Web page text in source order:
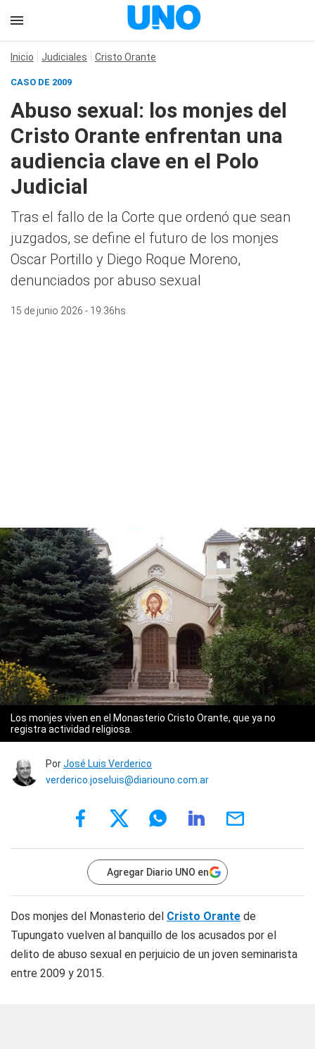
Inicio Judiciales Cristo Orante
CASO DE 2009
Abuso sexual: los monjes del
Cristo Orante enfrentan una
audiencia clave en el Polo
Judicial
Tras el fallo de la Corte que ordenó que sean
juzgados, se define el futuro de los monjes
Oscar Portillo y Diego Roque Moreno,
denunciados por abuso sexual
15 de junio 2026 - 19:36hs
Los monjes viven en el Monasterio Cristo Orante, que ya no
registra actividad religiosa.
PorJosé Luis Verderico
verderico.joseluis@diariouno.com.ar
Agregar Diario UNO en
Dos monjes del Monasterio del Cristo Orante de
Tupungato vuelven al banquillo de los acusados por el
delito de abuso sexual en perjuicio de un joven seminarista
entre 2009 y 2015.